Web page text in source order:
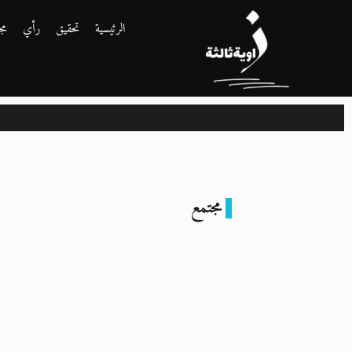
الرئيسية تحقيق رأي
مجتمع
الحكومة تُقيد